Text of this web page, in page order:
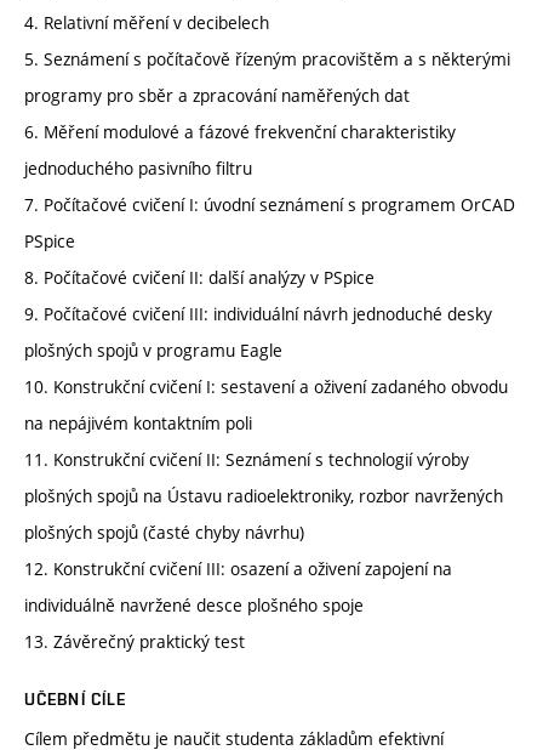
4. Relativní měření v decibelech
5. Seznámení s počítačově řízeným pracovištěm a s některými
programy pro sběr a zpracování naměřených dat
6. Měření modulové a fázové frekvenční charakteristiky
jednoduchého pasivního filtru
7. Počítačové cvičení I: úvodní seznámení s programem OrCAD
PSpice
8. Počítačové cvičení II: další analýzy v PSpice
9. Počítačové cvičení III: individuální návrh jednoduché desky
plošných spojů v programu Eagle
10. Konstrukční cvičení I: sestavení a oživení zadaného obvodu
na nepájivém kontaktním poli
11. Konstrukční cvičení II: Seznámení s technologií výroby
plošných spojů na Ústavu radioelektroniky, rozbor navržených
plošných spojů (časté chyby návrhu)
12. Konstrukční cvičení III: osazení a oživení zapojení na
individuálně navržené desce plošného spoje
13. Závěrečný praktický test
UČEBNÍ CÍLE
Cílem předmětu je naučit studenta základům efektivní